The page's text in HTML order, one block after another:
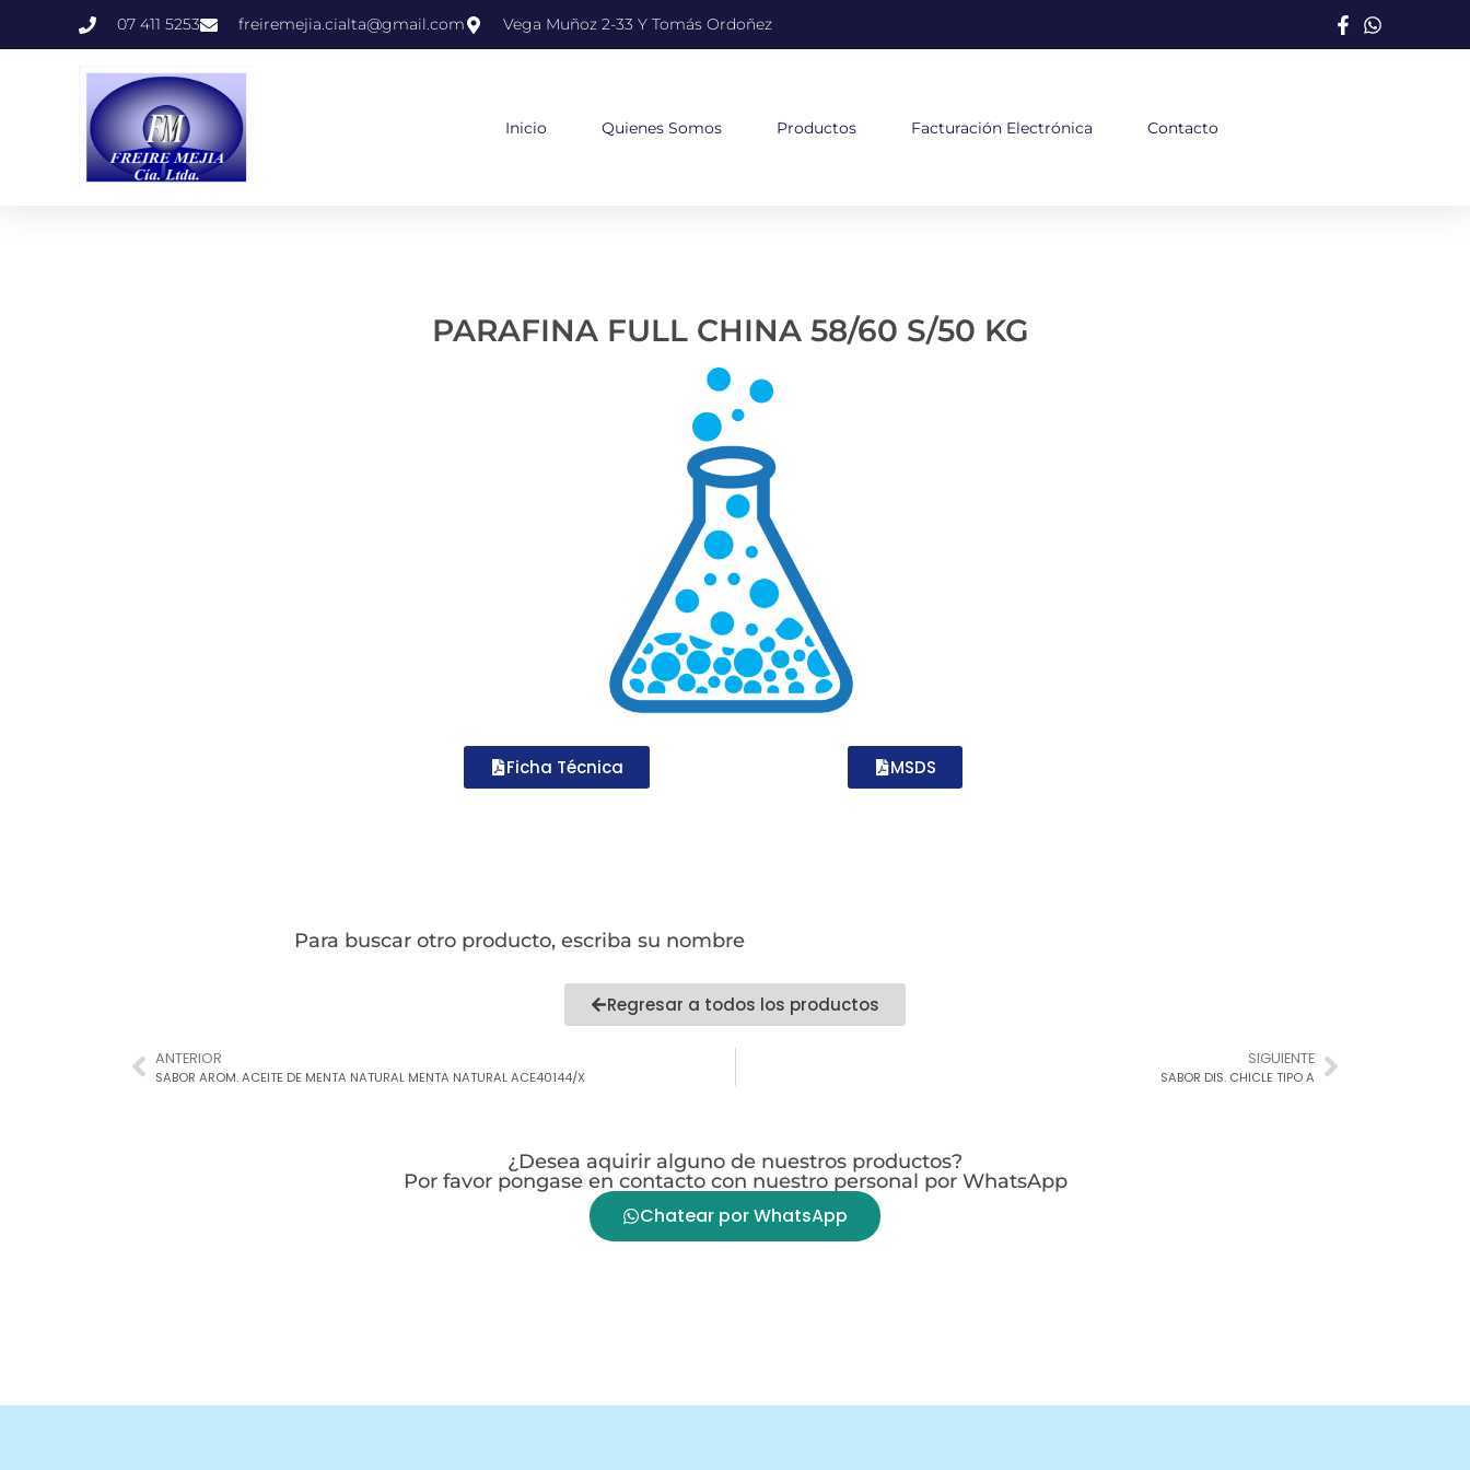
07 411 5253 freiremejia.cialta@gmail.com Vega Muñoz 2-33 Y Tomás Ordoñez
Inicio Quienes Somos Productos Facturación Electrónica Contacto
PARAFINA FULL CHINA 58/60 S/50 KG
Ficha Técnica MSDS
Para buscar otro producto, escriba su nombre
Regresar a todos los productos
ANTERIOR
SABOR AROM. ACEITE DE MENTA NATURAL MENTA NATURAL ACE40144/X
SIGUIENTE
SABOR DIS. CHICLE TIPO A
¿Desea aquirir alguno de nuestros productos?
Por favor pongase en contacto con nuestro personal por WhatsApp
Chatear por WhatsApp